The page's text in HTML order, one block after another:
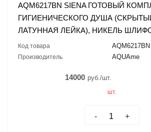
AQM6217BN SIENA ГОТОВЫЙ
ГИГИЕНИЧЕСКОГО ДУША
ЛАТУННАЯ ЛЕЙКА), НИКЕЛЬ
Код товара AQM6217BN
Производитель AQUAme
14000 руб./шт.
шт.
- +